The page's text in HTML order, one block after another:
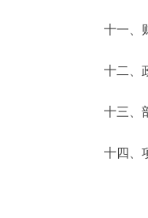
十一、财
十二、政
十三、部
十四、项